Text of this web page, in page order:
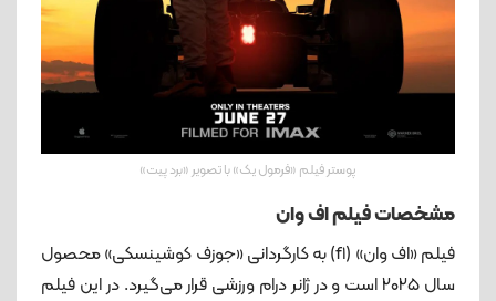
پوستر فیلم «فرمول یک» با تصویر «برد پیت»
مشخصات فیلم اف وان
فیلم «اف وان» (f1) به کارگردانی «جوزف کوشینسکی» محصول
سال ۲۰۲۵ است و در ژانر درام ورزشی قرار می‌گیرد. در این فیلم